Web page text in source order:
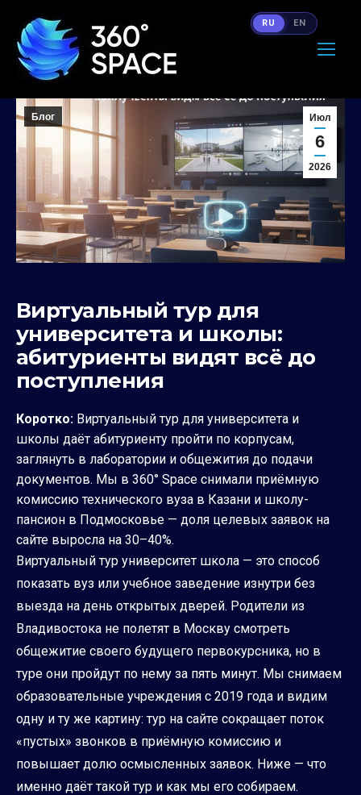
Июл
6
2026
Блог
Виртуальный тур для
университета и школы:
абитуриенты видят всё до
поступления
Коротко: Виртуальный тур для университета и
школы даёт абитуриенту пройти по корпусам,
заглянуть в лаборатории и общежития до подачи
документов. Мы в 360° Space снимали приёмную
комиссию технического вуза в Казани и школу-
пансион в Подмосковье — доля целевых заявок на
сайте выросла на 30–40%.
Виртуальный тур университет школа — это способ
показать вуз или учебное заведение изнутри без
выезда на день открытых дверей. Родители из
Владивостока не полетят в Москву смотреть
общежитие своего будущего первокурсника, но в
туре они пройдут по нему за пять минут. Мы снимаем
образовательные учреждения с 2019 года и видим
одну и ту же картину: тур на сайте сокращает поток
«пустых» звонков в приёмную комиссию и
повышает долю осмысленных заявок. Ниже — что
именно даёт такой тур и как мы его собираем.
RU EN